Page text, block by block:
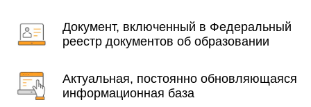
Документ, включенный в Федеральный
реестр документов об образовании
Актуальная, постоянно обновляющаяся
информационная база